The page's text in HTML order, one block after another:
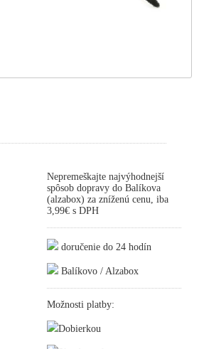
Nepremeškajte najvýhodnejší
spôsob dopravy do Balíkova
(alzabox) za zníženú cenu, iba
3,99€ s DPH
doručenie do 24 hodín
Balíkovo / Alzabox
Možnosti platby:
Dobierkou